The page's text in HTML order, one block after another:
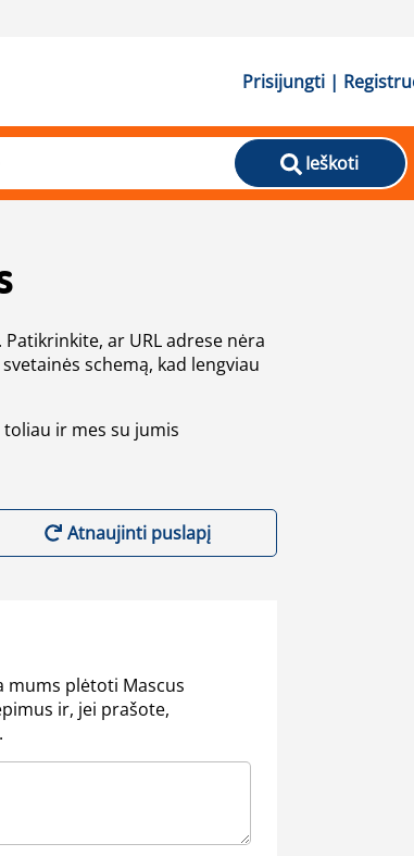
Prisijungti |
Ieškoti
ar URL adrese nėra
schemą, kad lengviau
ir mes su jumis
Atnaujinti puslapį
mums plėtoti Mascus
ir, jei prašote,